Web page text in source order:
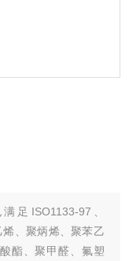
足ISO1133-97、
、聚炳烯、聚苯乙
酯、聚甲醛、氟塑